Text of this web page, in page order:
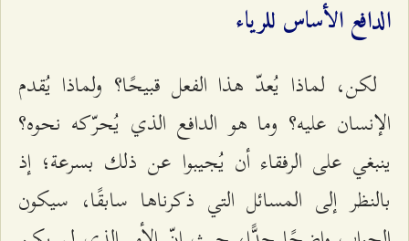
الدافع الأساس للرياء
لكن، لماذا يُعدّ هذا الفعل قبيحًا؟ ولماذا يُقدم
الإنسان عليه؟ وما هو الدافع الذي يُحرّكه نحوه؟
ينبغي على الرفقاء أن يُجيبوا عن ذلك بسرعة؛ إذ
بالنظر إلى المسائل التي ذكرناها سابقًا، سيكون